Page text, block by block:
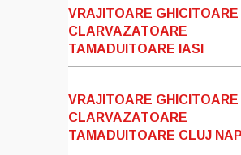
VRAJITOARE GHICITOARE
CLARVAZATOARE
TAMADUITOARE IASI
VRAJITOARE GHICITOARE
CLARVAZATOARE
TAMADUITOARE CLUJ